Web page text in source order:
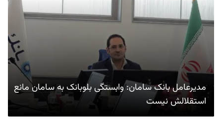
مدیرعامل بانک سامان: وابستگی بلوبانک به سامان مانع
استقلالش نیست